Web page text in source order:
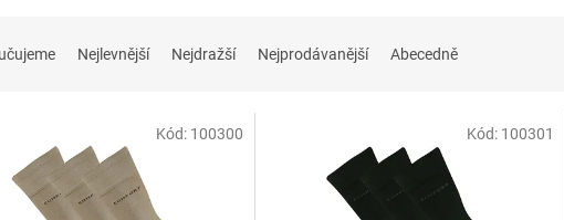
Nejlevnější Nejdražší Nejprodávanější Abecedně
Kód: 100300 Kód: 100301